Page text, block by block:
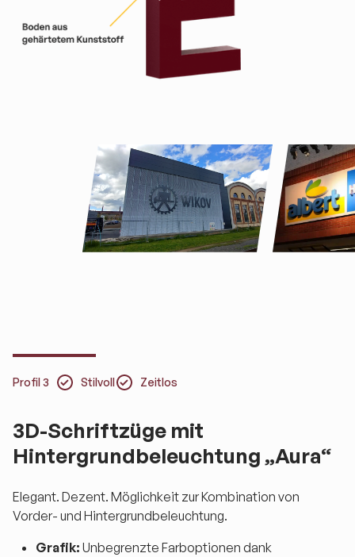
Profil 3 Stilvoll Zeitlos
3D-Schriftzüge mit
Hintergrundbeleuchtung „Aura“
Elegant. Dezent. Möglichkeit zur Kombination von
Vorder- und Hintergrundbeleuchtung.
Grafik: Unbegrenzte Farboptionen dank